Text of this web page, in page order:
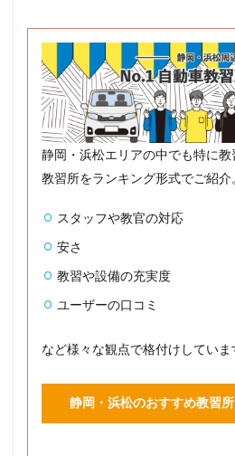
静岡・浜松エリアの中でも特に
教習所をランキング形式でご紹介
スタッフや教官の対応
安さ
教習や設備の充実度
ユーザーの口コミ
など様々な観点で格付けしていま
静岡・浜松のおすすめ教習